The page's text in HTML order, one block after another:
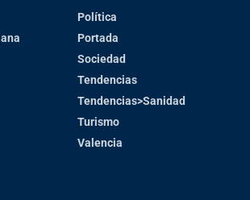
Política
Portada
Sociedad
Tendencias
Tendencias>Sanidad
Turismo
Valencia